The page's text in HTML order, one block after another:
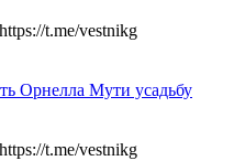
t.me/vestnikg
Орнелла Мути усадьбу
t.me/vestnikg